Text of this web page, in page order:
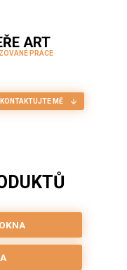
ART
PRÁCE
KONTAKTUJTE MĚ